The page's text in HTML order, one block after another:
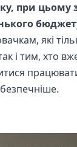
при
які
і тим, хто